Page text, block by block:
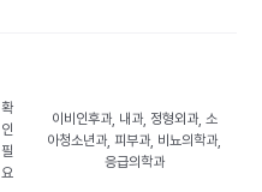
확
인
필
요
이비인후과, 내과, 정형외과, 소
아청소년과, 피부과, 비뇨의학과,
응급의학과